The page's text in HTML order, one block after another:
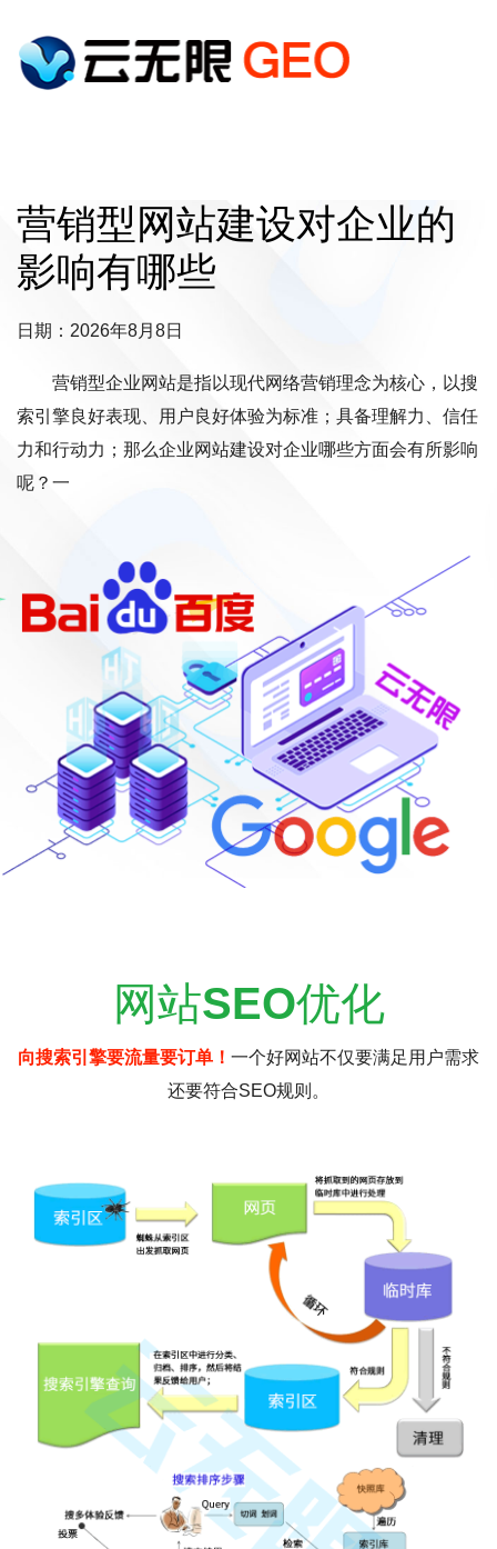
营销型网站建设对企业的
影响有哪些
日期：2026年8月8日
营销型企业网站是指以现代网络营销理念为核心，以搜
索引擎良好表现、用户良好体验为标准；具备理解力、信任
力和行动力；那么企业网站建设对企业哪些方面会有所影响
呢？一
网站SEO优化
向搜索引擎要流量要订单！ 一个好网站不仅要满足用户需求
还要符合SEO规则。